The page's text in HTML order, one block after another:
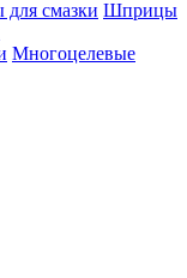
Шприцы
Многоцелевые